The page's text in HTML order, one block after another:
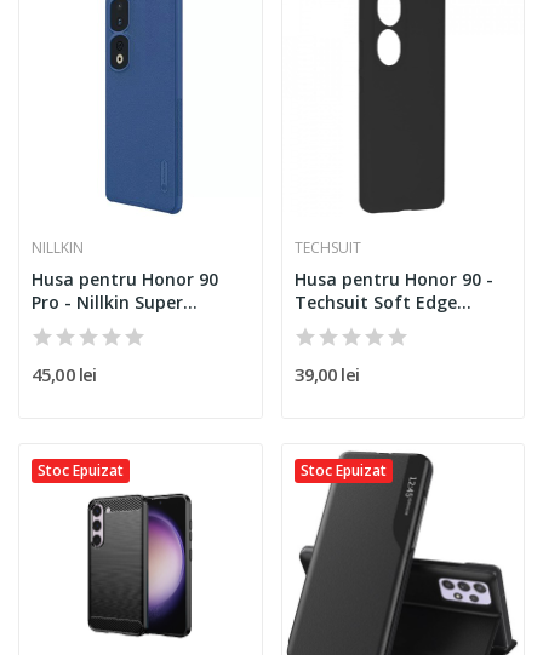
NILLKIN
Husa pentru Honor 90
Pro - Nillkin Super...
45,00 lei
TECHSUIT
Husa pentru Honor 90 -
Techsuit Soft Edge...
39,00 lei
Stoc Epuizat Stoc Epuizat